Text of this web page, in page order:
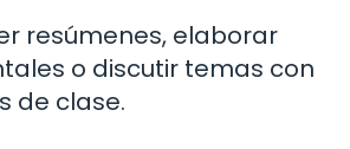
resúmenes, elaborar
o discutir temas con
de clase.